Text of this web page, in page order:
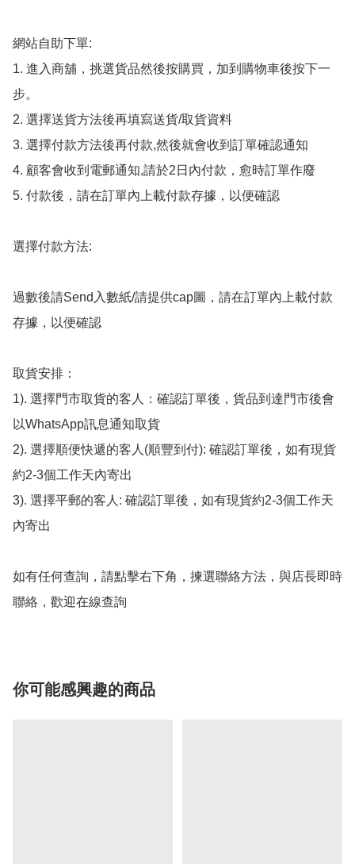
網站自助下單:
1. 進入商舖，挑選貨品然後按購買，加到購物車後按下一
步。
2. 選擇送貨方法後再填寫送貨/取貨資料
3. 選擇付款方法後再付款,然後就會收到訂單確認通知
4. 顧客會收到電郵通知,請於2日內付款，愈時訂單作廢
5. 付款後，請在訂單內上載付款存據，以便確認
選擇付款方法:
過數後請Send入數紙/請提供cap圖，請在訂單內上載付款
存據，以便確認
取貨安排：
1). 選擇門市取貨的客人：確認訂單後，貨品到達門市後會
以WhatsApp訊息通知取貨
2). 選擇順便快遞的客人(順豐到付): 確認訂單後，如有現貨
約2-3個工作天內寄出
3). 選擇平郵的客人: 確認訂單後，如有現貨約2-3個工作天
內寄出
如有任何查詢，請點擊右下角，揀選聯絡方法，與店長即時
聯絡，歡迎在線查詢
你可能感興趣的商品